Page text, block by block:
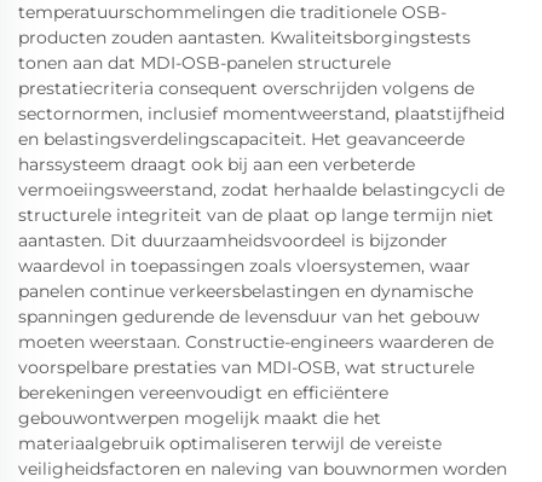
temperatuurschommelingen die traditionele OSB-
producten zouden aantasten. Kwaliteitsborgingstests
tonen aan dat MDI-OSB-panelen structurele
prestatiecriteria consequent overschrijden volgens de
sectornormen, inclusief momentweerstand, plaatstijfheid
en belastingsverdelingscapaciteit. Het geavanceerde
harssysteem draagt ook bij aan een verbeterde
vermoeiingsweerstand, zodat herhaalde belastingcycli de
structurele integriteit van de plaat op lange termijn niet
aantasten. Dit duurzaamheidsvoordeel is bijzonder
waardevol in toepassingen zoals vloersystemen, waar
panelen continue verkeersbelastingen en dynamische
spanningen gedurende de levensduur van het gebouw
moeten weerstaan. Constructie-engineers waarderen de
voorspelbare prestaties van MDI-OSB, wat structurele
berekeningen vereenvoudigt en efficiëntere
gebouwontwerpen mogelijk maakt die het
materiaalgebruik optimaliseren terwijl de vereiste
veiligheidsfactoren en naleving van bouwnormen worden